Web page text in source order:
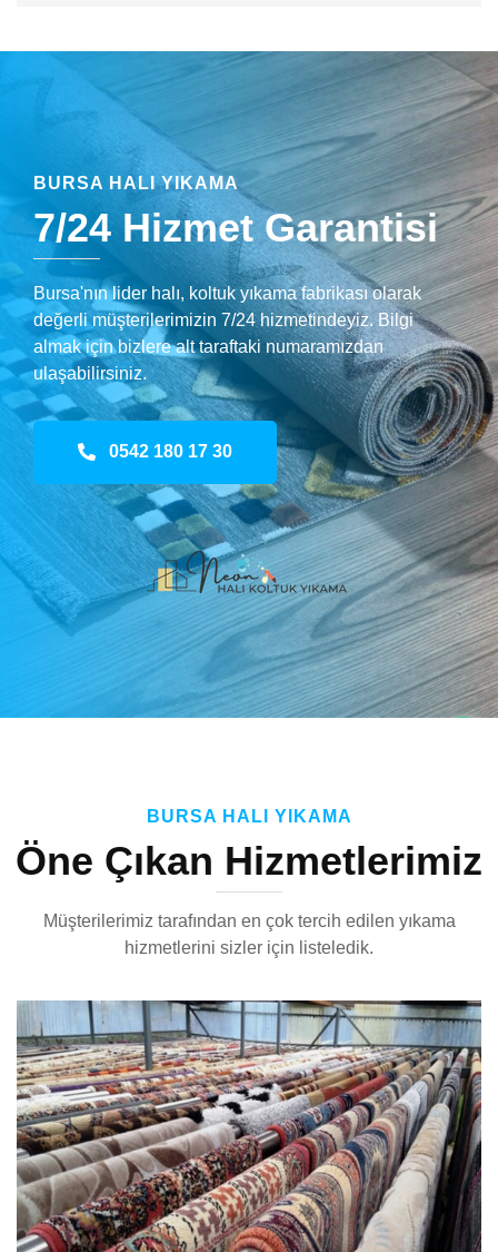
BURSA HALI YIKAMA
7/24 Hizmet Garantisi
Bursa'nın lider halı, koltuk yıkama fabrikası olarak
değerli müşterilerimizin 7/24 hizmetindeyiz. Bilgi
almak için bizlere alt taraftaki numaramızdan
ulaşabilirsiniz.
0542 180 17 30
BURSA HALI YIKAMA
Öne Çıkan Hizmetlerimiz
Müşterilerimiz tarafından en çok tercih edilen yıkama
hizmetlerini sizler için listeledik.